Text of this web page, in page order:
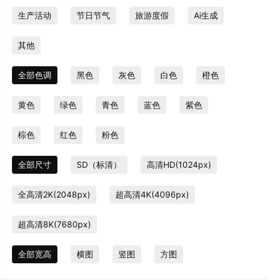
生产活动 节日节气 旅游度假 Ai生成
其他
全部色调 黑色 灰色 白色 橙色
黄色 绿色 青色 蓝色 紫色
棕色 红色 粉色
全部尺寸 SD（标清） 高清HD(1024px)
全高清2K(2048px) 超高清4K(4096px)
超高清8K(7680px)
全部宽高 横图 竖图 方图